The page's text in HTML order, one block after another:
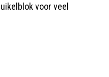
voor veel